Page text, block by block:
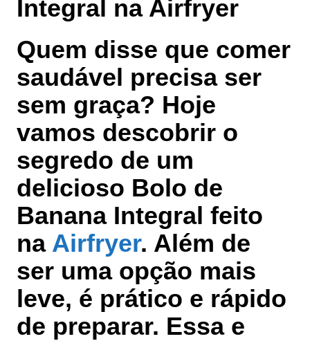
Integral na Airfryer
Quem disse que comer
saudável precisa ser
sem graça? Hoje
vamos descobrir o
segredo de um
delicioso Bolo de
Banana Integral feito
na Airfryer. Além de
ser uma opção mais
leve, é prático e rápido
de preparar. Essa e